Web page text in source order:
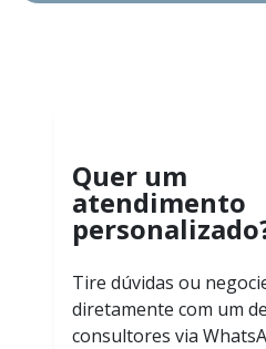
Quer um
atendimento
Tire dúvidas ou
diretamente com um
consultores via